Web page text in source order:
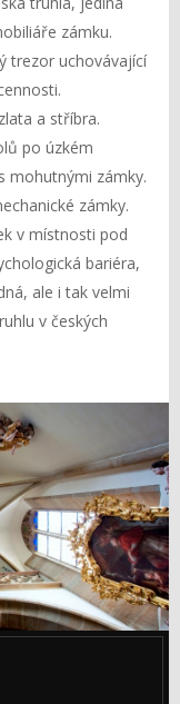
zámku.
trezor uchovávající
a stříbra.
po úzkém
mohutnými zámky.
zámky.
v místnosti pod
bariéra,
ale i tak velmi
v českých